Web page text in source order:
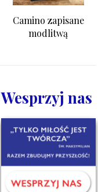
Camino zapisane
modlitwą
Wesprzyj nas